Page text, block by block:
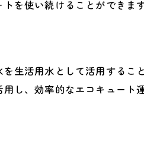
を使い続けることができます
生活用水として活用するこ
し、効率的なエコキュート